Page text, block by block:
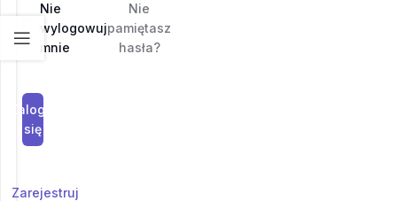
Nie
wylogowuj
mnie
Nie
pamiętasz
hasła?
Zaloguj
się
Zarejestruj